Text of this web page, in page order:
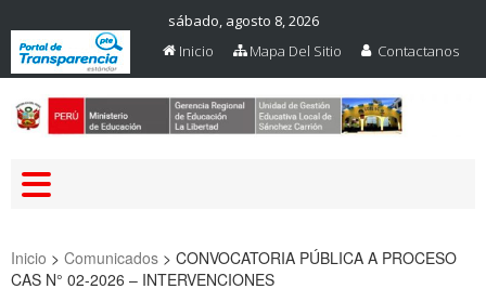
sábado, agosto 8, 2026
Inicio
Mapa Del Sitio Contactanos
Inicio > Comunicados > CONVOCATORIA PÚBLICA A PROCESO
CAS N° 02-2026 – INTERVENCIONES